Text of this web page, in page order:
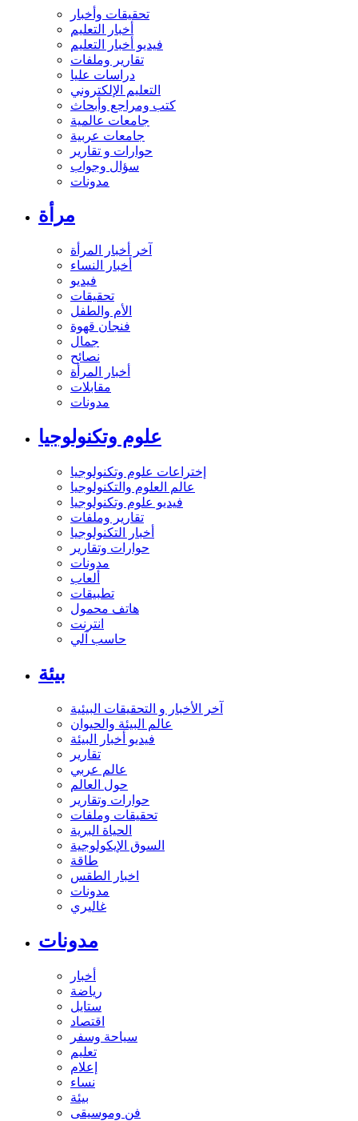
تحقيقات وأخبار
أخبار التعليم
فيديو أخبار التعليم
تقارير وملفات
دراسات عليا
التعليم الإلكتروني
كتب ومراجع وأبحاث
جامعات عالمية
جامعات عربية
حوارات و تقارير
سؤال وجواب
مدونات
مرأة
آخر أخبار المرأة
أخبار النساء
فيديو
تحقيقات
الأم والطفل
فنجان قهوة
جمال
نصائح
أخبار المرأة
مقابلات
مدونات
علوم وتكنولوجيا
إختراعات علوم وتكنولوجيا
عالم العلوم والتكنولوجيا
فيديو علوم وتكنولوجيا
تقارير وملفات
أخبار التكنولوجيا
حوارات وتقارير
مدونات
ألعاب
تطبيقات
هاتف محمول
انترنت
حاسب آلي
بيئة
آخر الأخبار و التحقيقات البيئية
عالم البيئة والحيوان
فيديو أخبار البيئة
تقارير
عالم عربي
حول العالم
حوارات وتقارير
تحقيقات وملفات
الحياة البرية
السوق الإيكولوجية
طاقة
اخبار الطقس
مدونات
غاليري
مدونات
أخبار
رياضة
ستايل
اقتصاد
سياحة وسفر
تعليم
إعلام
نساء
بيئة
فن وموسيقى